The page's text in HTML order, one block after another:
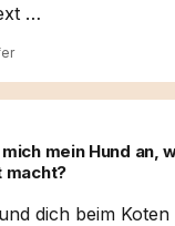
das
…
mein Hund an,
macht?
dich beim Koten